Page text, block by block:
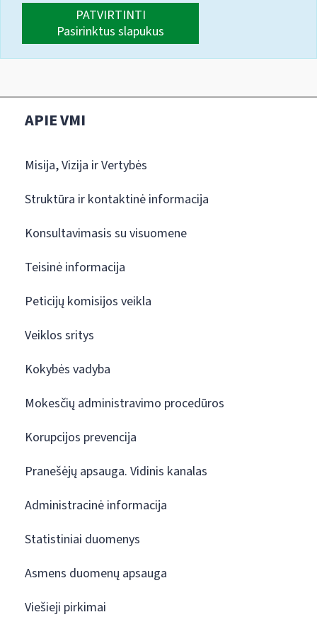
PATVIRTINTI
Pasirinktus slapukus
APIE VMI
Misija, Vizija ir Vertybės
Struktūra ir kontaktinė informacija
Konsultavimasis su visuomene
Teisinė informacija
Peticijų komisijos veikla
Veiklos sritys
Kokybės vadyba
Mokesčių administravimo procedūros
Korupcijos prevencija
Pranešėjų apsauga. Vidinis kanalas
Administracinė informacija
Statistiniai duomenys
Asmens duomenų apsauga
Viešieji pirkimai